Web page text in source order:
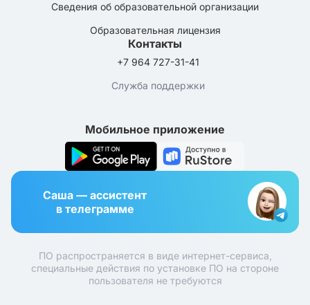
Сведения об образовательной организации
Образовательная лицензия
Контакты
+7 964 727-31-41
Служба поддержки
Мобильное приложение
Саша — ассистент
в телеграмме
ПО распространяется в виде интернет-сервиса,
специальные действия по установке ПО на стороне
пользователя не требуются